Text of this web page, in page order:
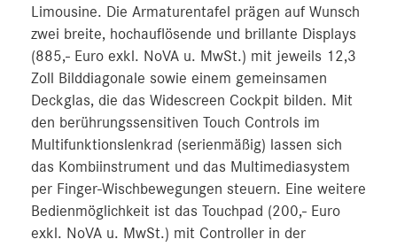
Limousine. Die Armaturentafel prägen auf Wunsch
zwei breite, hochauflösende und brillante Displays
(885,- Euro exkl. NoVA u. MwSt.) mit jeweils 12,3
Zoll Bilddiagonale sowie einem gemeinsamen
Deckglas, die das Widescreen Cockpit bilden. Mit
den berührungssensitiven Touch Controls im
Multifunktionslenkrad (serienmäßig) lassen sich
das Kombiinstrument und das Multimediasystem
per Finger-Wischbewegungen steuern. Eine weitere
Bedienmöglichkeit ist das Touchpad (200,- Euro
exkl. NoVA u. MwSt.) mit Controller in der